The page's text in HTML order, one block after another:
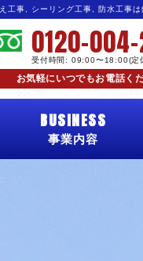
工事, シーリング工事, 防水工事は
0120-
受付時間: 09:00〜18:00(定
お気軽にいつでもお電話く
BUSINESS
事業内容